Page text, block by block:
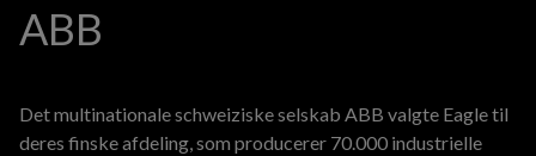
ABB
Det multinationale schweiziske selskab ABB valgte Eagle til
deres finske afdeling, som producerer 70.000 industrielle